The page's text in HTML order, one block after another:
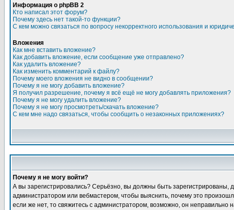
Информация о phpBB 2
Кто написал этот форум?
Почему здесь нет такой-то функции?
С кем можно связаться по вопросу некорректного использования и
Вложения
Как мне вставить вложение?
Как добавить вложение, если сообщение уже отправлено?
Как удалить вложение?
Как изменить комментарий к файлу?
Почему моего вложения не видно в сообщении?
Почему я не могу добавить вложение?
Я получил разрешение, почему я всё ещё не могу добавлять приложения?
Почему я не могу удалить вложение?
Почему я не могу просмотреть/скачать вложение?
С кем мне надо связаться, чтобы сообщить о незаконных приложениях?
Почему я не могу войти?
А вы зарегистрировались? Серьёзно, вы должны быть зарегистрированы,
администратором или вебмастером, чтобы выяснить, почему это
если же нет, то свяжитесь с администратором, возможно, он неправильно